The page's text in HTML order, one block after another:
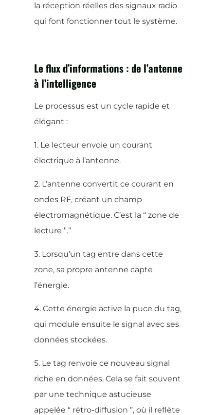
la réception réelles des signaux radio
qui font fonctionner tout le système.
Le flux d’informations : de l’antenne
à l’intelligence
Le processus est un cycle rapide et
élégant :
1. Le lecteur envoie un courant
électrique à l’antenne.
2. L’antenne convertit ce courant en
ondes RF, créant un champ
électromagnétique. C’est la “ zone de
lecture ”.”
3. Lorsqu’un tag entre dans cette
zone, sa propre antenne capte
l’énergie.
4. Cette énergie active la puce du tag,
qui module ensuite le signal avec ses
données stockées.
5. Le tag renvoie ce nouveau signal
riche en données. Cela se fait souvent
par une technique astucieuse
appelée “ rétro-diffusion ”, où il reflète